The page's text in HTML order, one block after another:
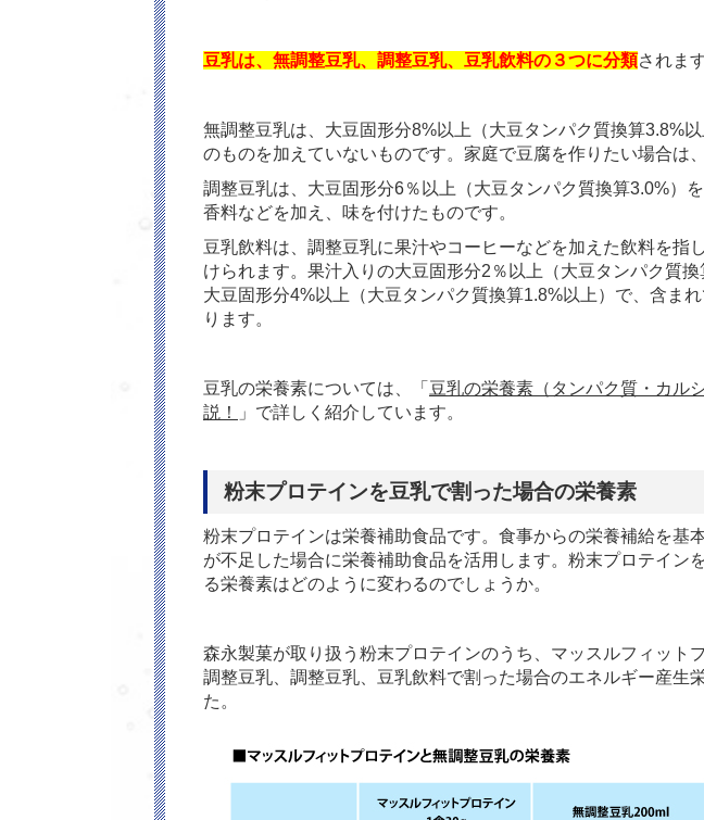
豆乳は、無調整豆乳、調整豆乳、豆乳飲料の３つに分類されます
無調整豆乳は、大豆固形分8%以上（大豆タンパク質換算3.8%
のものを加えていないものです。家庭で豆腐を作りたい場合は
調整豆乳は、大豆固形分6％以上（大豆タンパク質換算3.0%）
香料などを加え、味を付けたものです。
豆乳飲料は、調整豆乳に果汁やコーヒーなどを加えた飲料を指
けられます。果汁入りの大豆固形分2％以上（大豆タンパク質
大豆固形分4%以上（大豆タンパク質換算1.8%以上）で、含ま
ります。
豆乳の栄養素については、「 豆乳の栄養素（タンパク質・カル
説！
」で詳しく紹介しています。
粉末プロテインを豆乳で割った場合の栄養素
粉末プロテインは栄養補助食品です。食事からの栄養補給を基
が不足した場合に栄養補助食品を活用します。粉末プロテイン
る栄養素はどのように変わるのでしょうか。
森永製菓が取り扱う粉末プロテインのうち、マッスルフィット
調整豆乳、調整豆乳、豆乳飲料で割った場合のエネルギー産生
た。